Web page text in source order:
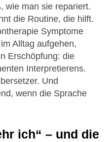
wie man sie repariert.
die Routine, die hilft.
Symptome
Alltag aufgehen,
Erschöpfung: die
Interpretierens.
Und
wenn die Sprache
ich“ – und die